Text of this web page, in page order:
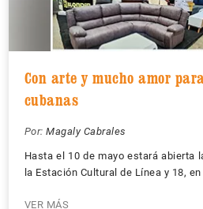
Con arte y mucho amor
cubanas
Por: Magaly Cabrales
Hasta el 10 de mayo estará abierta
la Estación Cultural de Línea y 18, en
VER MÁS